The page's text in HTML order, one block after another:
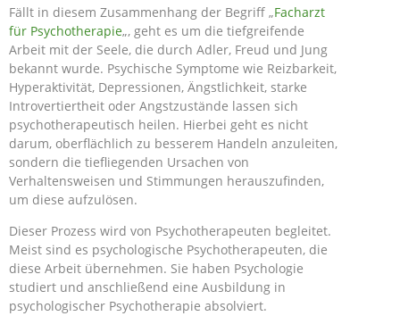
Fällt in diesem Zusammenhang der Begriff „Facharzt
für Psychotherapie„, geht es um die tiefgreifende
Arbeit mit der Seele, die durch Adler, Freud und Jung
bekannt wurde. Psychische Symptome wie Reizbarkeit,
Hyperaktivität, Depressionen, Ängstlichkeit, starke
Introvertiertheit oder Angstzustände lassen sich
psychotherapeutisch heilen. Hierbei geht es nicht
darum, oberflächlich zu besserem Handeln anzuleiten,
sondern die tiefliegenden Ursachen von
Verhaltensweisen und Stimmungen herauszufinden,
um diese aufzulösen.
Dieser Prozess wird von Psychotherapeuten begleitet.
Meist sind es psychologische Psychotherapeuten, die
diese Arbeit übernehmen. Sie haben Psychologie
studiert und anschließend eine Ausbildung in
psychologischer Psychotherapie absolviert.